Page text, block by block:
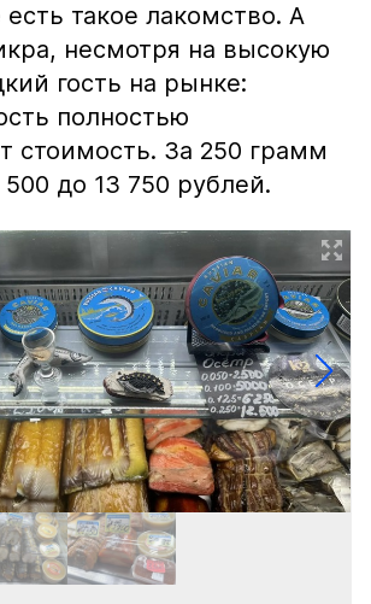
такое лакомство. А
несмотря на высокую
гость на рынке:
полностью
стоимость. За 250 грамм
500 до 13 750 рублей.